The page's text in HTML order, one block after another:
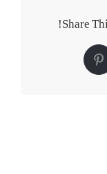
Share
Pinterest